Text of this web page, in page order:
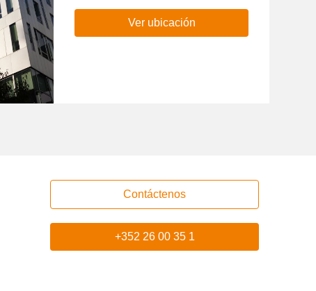
Ver ubicación
Contáctenos
+352 26 00 35 1